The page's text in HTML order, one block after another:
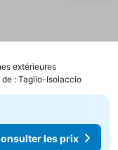
extérieuresConsulter
: Taglio-Isolaccio
les prix